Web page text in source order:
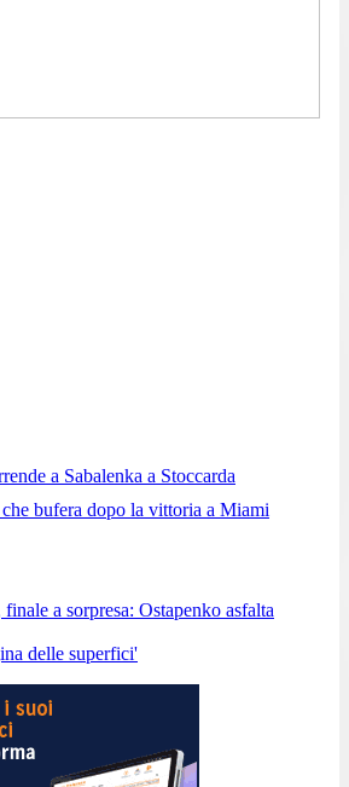
a Sabalenka a Stoccarda
che bufera dopo la vittoria a Miami
a sorpresa: Ostapenko asfalta
delle superfici'